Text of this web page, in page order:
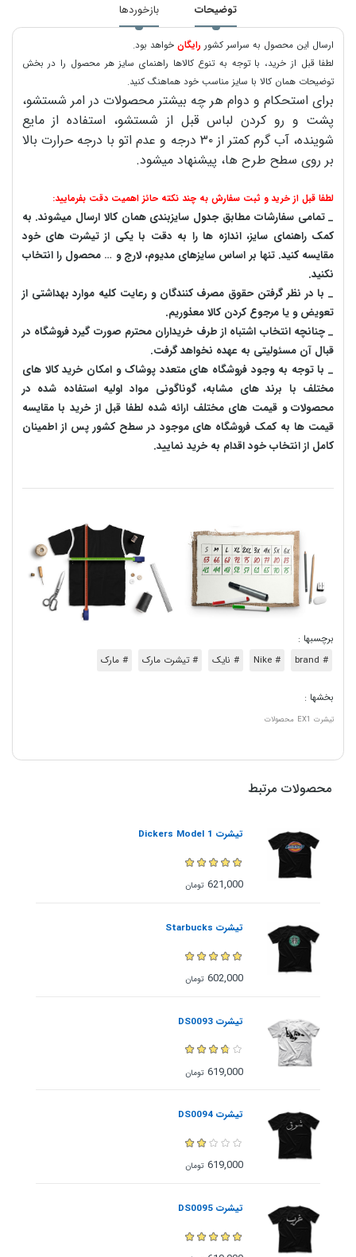
توضیحات بازخوردها
ارسال این محصول به سراسر کشور رایگانخواهد بود.
لطفا قبل از خرید، با توجه به تنوع کالاها راهنمای سایز هر محصول را در بخش
توضیحات همان کالا با سایز مناسب خود هماهنگ کنید.
برای استحکام و دوام هر چه بیشتر محصولات در امر شستشو،
پشت و رو کردن لباس قبل از شستشو، استفاده از مایع
شوینده، آب گرم کمتر از ۳۰ درجه و عدم اتو با درجه حرارت بالا
بر روی سطح طرح ها، پیشنهاد میشود.
لطفا قبل از خرید و ثبت سفارش به چند نکته حائز اهمیت دقت بفرمایید:
_ تمامی سفارشات مطابق جدول سایزبندی همان کالا ارسال میشوند. به
کمک راهنمای سایز، اندازه ها را به دقت با یکی از تیشرت های خود
مقایسه کنید. تنها بر اساس سایزهای مدیوم، لارج و … محصول را انتخاب
نکنید.
_ با در نظر گرفتن حقوق مصرف کنندگان و رعایت کلیه موارد بهداشتی از
تعویض و یا مرجوع کردن کالا معذوریم.
_ چنانچه انتخاب اشتباه از طرف خریداران محترم صورت گیرد فروشگاه در
قبال آن مسئولیتی به عهده نخواهد گرفت.
_ با توجه به‌ وجود فروشگاه های متعدد‌ پوشاک و امکان خرید کالا های
مختلف با برند های مشابه، گوناگونی مواد اولیه استفاده شده در
محصولات و قیمت های مختلف ارائه شده لطفا قبل از خرید با مقایسه
قیمت ها به کمک فروشگاه های موجود در سطح کشور پس از اطمینان
کامل از انتخاب خود اقدام به خرید نمایید.
برچسبها :
# brand
# Nike # نایک # تیشرت مارک # مارک
بخشها :
تیشرت EX1 محصولات
محصولات مرتبط
تیشرت Dickers Model 1
621,000 تومان
تیشرت Starbucks
602,000 تومان
تیشرت DS0093
619,000 تومان
تیشرت DS0094
619,000 تومان
تیشرت DS0095